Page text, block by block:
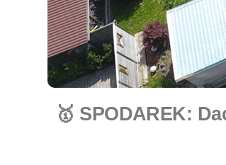
🥇 SPODAREK: